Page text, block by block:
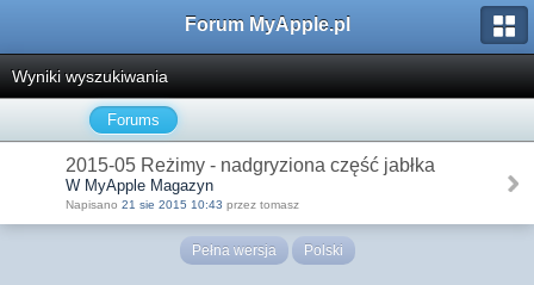
Forum MyApple.pl
Wyniki wyszukiwania
Forums
2015-05 Reżimy - nadgryziona część jabłka
W MyApple Magazyn
Napisano 21 sie 2015 10:43 przez tomasz
Pełna wersja Polski